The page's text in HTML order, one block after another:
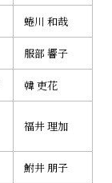
蜷川 和哉
服部 響子
韓 吏花
福井 理加
鮒井 朋子